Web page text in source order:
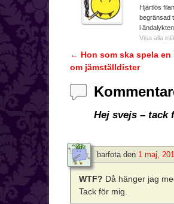
i
Visa alla
Inläggsnavigering
← Hon som ska spela
om jämställdister
Hej svejs – tack
barfotaden 1 maj,
WTF? Då hänger jag
Tack för mig.